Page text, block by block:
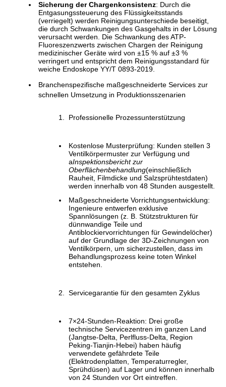
Sicherung der Chargenkonsistenz: Durch die
Entgasungssteuerung des Flüssigkeitsstands
(verriegelt) werden Reinigungsunterschiede beseitigt,
die durch Schwankungen des Gasgehalts in der Lösung
verursacht werden. Die Schwankung des ATP-
Fluoreszenzwerts zwischen Chargen der Reinigung
medizinischer Geräte wird von ±15 % auf ±3 %
verringert und entspricht dem Reinigungsstandard für
weiche Endoskope YY/T 0893-2019.
Branchenspezifische maßgeschneiderte Services zur
schnellen Umsetzung in Produktionsszenarien
Professionelle Prozessunterstützung
Kostenlose Musterprüfung: Kunden stellen 3
Ventilkörpermuster zur Verfügung und
aInspektionsbericht zur
Oberflächenbehandlung(einschließlich
Rauheit, Filmdicke und Salzsprühtestdaten)
werden innerhalb von 48 Stunden ausgestellt.
Maßgeschneiderte Vorrichtungsentwicklung:
Ingenieure entwerfen exklusive
Spannlösungen (z. B. Stützstrukturen für
dünnwandige Teile und
Antiblockiervorrichtungen für Gewindelöcher)
auf der Grundlage der 3D-Zeichnungen von
Ventilkörpern, um sicherzustellen, dass im
Behandlungsprozess keine toten Winkel
entstehen.
Servicegarantie für den gesamten Zyklus
7×24-Stunden-Reaktion: Drei große
technische Servicezentren im ganzen Land
(Jangtse-Delta, Perlfluss-Delta, Region
Peking-Tianjin-Hebei) haben häufig
verwendete gefährdete Teile
(Elektrodenplatten, Temperaturregler,
Sprühdüsen) auf Lager und können innerhalb
von 24 Stunden vor Ort eintreffen.